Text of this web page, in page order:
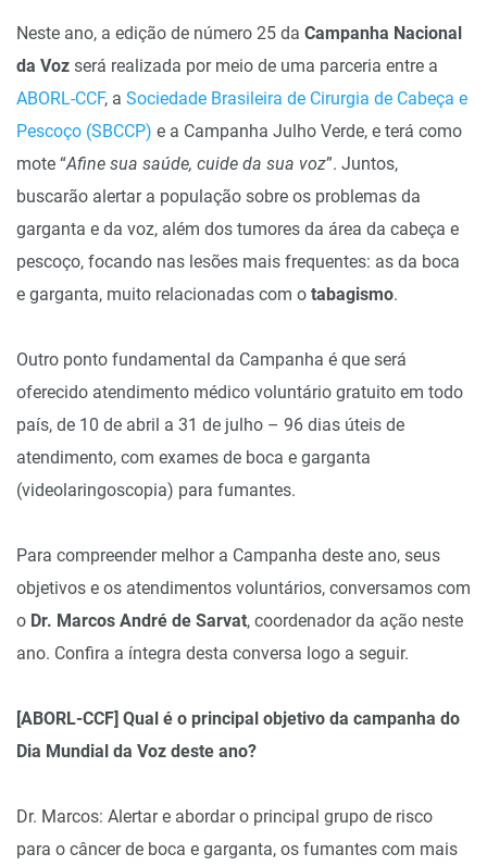
Neste ano, a edição de número 25 da Campanha Nacional
da Voz será realizada por meio de uma parceria entre a
ABORL-CCF, a Sociedade Brasileira de Cirurgia de Cabeça e
Pescoço (SBCCP) e a Campanha Julho Verde, e terá como
mote “Afine sua saúde, cuide da sua voz”. Juntos,
buscarão alertar a população sobre os problemas da
garganta e da voz, além dos tumores da área da cabeça e
pescoço, focando nas lesões mais frequentes: as da boca
e garganta, muito relacionadas com o tabagismo.
Outro ponto fundamental da Campanha é que será
oferecido atendimento médico voluntário gratuito em todo
país, de 10 de abril a 31 de julho – 96 dias úteis de
atendimento, com exames de boca e garganta
(videolaringoscopia) para fumantes.
Para compreender melhor a Campanha deste ano, seus
objetivos e os atendimentos voluntários, conversamos com
o Dr. Marcos André de Sarvat, coordenador da ação neste
ano. Confira a íntegra desta conversa logo a seguir.
[ABORL-CCF] Qual é o principal objetivo da campanha do
Dia Mundial da Voz deste ano?
Dr. Marcos: Alertar e abordar o principal grupo de risco
para o câncer de boca e garganta, os fumantes com mais